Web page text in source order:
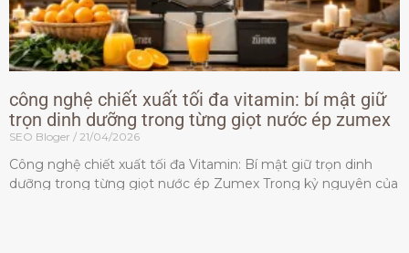
công nghệ chiết xuất tối đa vitamin: bí mật giữ
trọn dinh dưỡng trong từng giọt nước ép zumex
SEO Bloger 21/04/2026
Công nghệ chiết xuất tối đa Vitamin: Bí mật giữ trọn dinh
dưỡng trong từng giọt nước ép Zumex Trong kỷ nguyên của